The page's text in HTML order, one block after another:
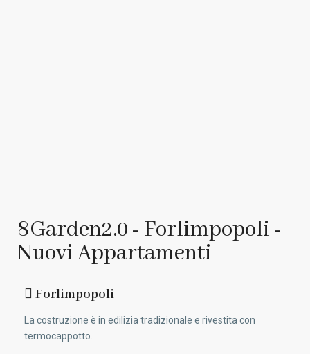
8Garden2.0 - Forlimpopoli -
Nuovi Appartamenti
Forlimpopoli
La costruzione è in edilizia tradizionale e rivestita con
termocappotto.